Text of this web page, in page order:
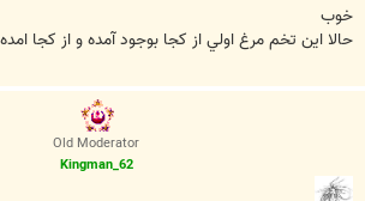
ت
خوب
حالا اين تخم مرغ اولي از كجا بوجود آمده و از كجا امده
Old Moderator
Kingman_62